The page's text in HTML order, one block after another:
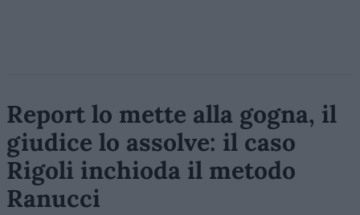
Report lo mette alla gogna, il
giudice lo assolve: il caso
Rigoli inchioda il metodo
Ranucci